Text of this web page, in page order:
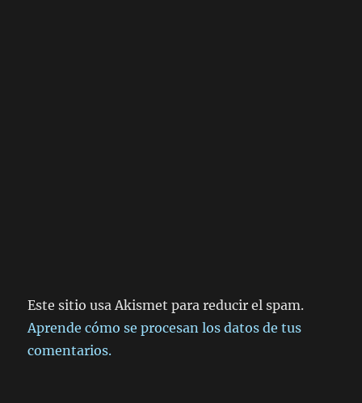
Este sitio usa Akismet para reducir el spam.
Aprende cómo se procesan los datos de tus
comentarios.